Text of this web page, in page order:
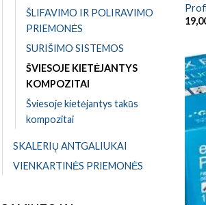
ŠLIFAVIMO IR POLIRAVIMO
PRIEMONĖS
SURIŠIMO SISTEMOS
ŠVIESOJE KIETĖJANTYS
KOMPOZITAI
Šviesoje kietėjantys takūs
kompozitai
SKALERIŲ ANTGALIUKAI
VIENKARTINĖS PRIEMONĖS